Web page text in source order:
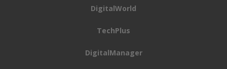
DigitalWorld
TechPlus
DigitalManager